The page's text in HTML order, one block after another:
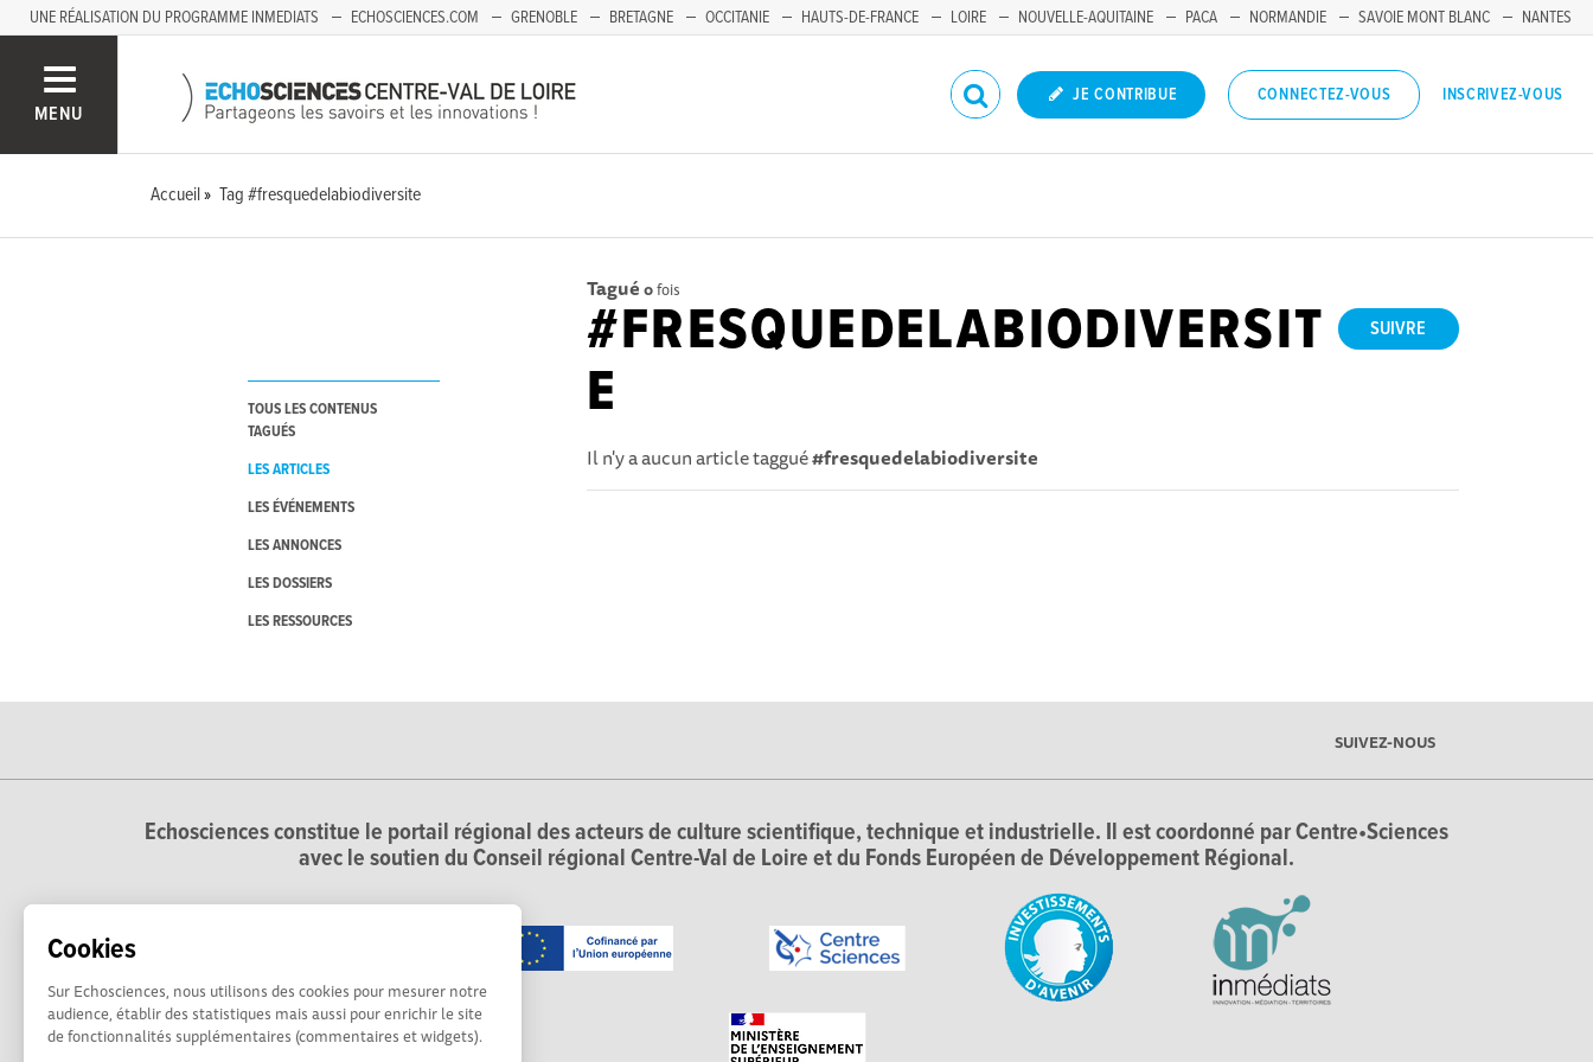
Cookies
Sur Echosciences, nous utilisons des cookies pour mesurer notre
audience, établir des statistiques mais aussi pour enrichir le site
de fonctionnalités supplémentaires (commentaires et widgets).
UNE RÉALISATION DU PROGRAMME INMEDIATS ECHOSCIENCES.COM GRENOBLE BRETAGNE OCCITANIE HAUTS-DE-FRANCE LOIRE NOUVELLE-AQUITAINE PACA NORMANDIE SAVOIE MONT BLANC
NANTES
MENU
JE CONTRIBUE CONNECTEZ-VOUS INSCRIVEZ-VOUS
Accueil Tag #fresquedelabiodiversite
TOUS LES CONTENUS
TAGUÉS
LES ARTICLES
LES ÉVÉNEMENTS
LES ANNONCES
LES DOSSIERS
LES RESSOURCES
Tagué 0fois
SUIVRE
#FRESQUEDELABIODIVERSIT
E
Il n'y a aucun article taggué#fresquedelabiodiversite
SUIVEZ-NOUS
Echosciences constitue le portail régional des acteurs de culture scientifique, technique et industrielle. Il est coordonné par Centre•Sciences
avec le soutien du Conseil régional Centre-Val de Loire et du Fonds Européen de Développement Régional.